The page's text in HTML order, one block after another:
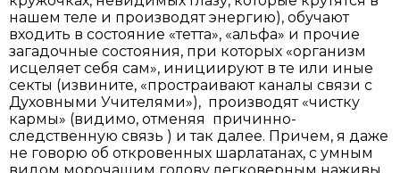
нашем теле и производят энергию), обучают
входить в состояние «тетта», «альфа» и прочие
загадочные состояния, при которых «организм
исцеляет себя сам», инициируют в те или иные
секты (извините, «простраивают каналы связи с
Духовными Учителями»), производят «чистку
кармы» (видимо, отменяя причинно-
следственную связь ) и так далее. Причем, я даже
не говорю об откровенных шарлатанах, с умным